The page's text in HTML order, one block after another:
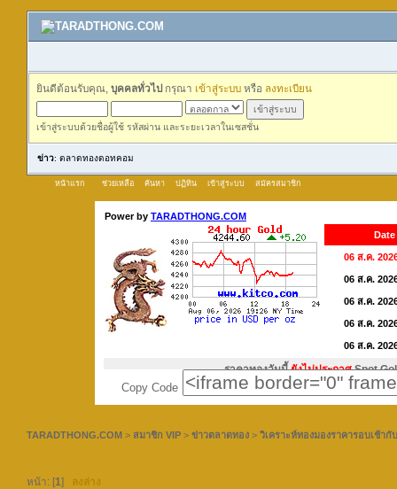
ยินดีต้อนรับคุณ, บุคคลทั่วไป กรุณา เข้าสู่ระบบ หรือ ลงทะเบียน
เข้าสู่ระบบด้วยชื่อผู้ใช้ รหัสผ่าน และระยะเวลาในเซสชั่น
ข่าว: ตลาดทองดอทคอม
หน้าแรก ช่วยเหลือ ค้นหา ปฏิทิน เข้าสู่ระบบ สมัครสมาชิก
Copy Code
TARADTHONG.COM > สมาชิก VIP > ข่าวตลาดทอง > วิเคราะห์ทองมองราคารอบเช้า
หน้า: [1] ลงล่าง